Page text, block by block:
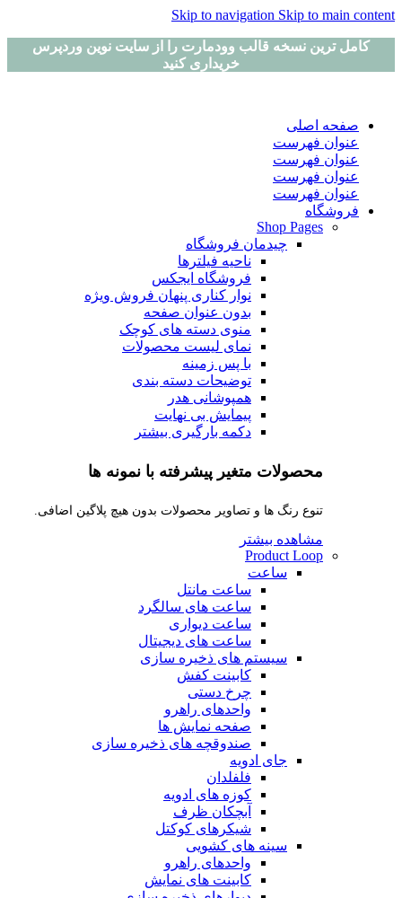
Skip to navigation Skip to main content
کامل ترین نسخه قالب وودمارت را از سایت نوین وردپرس
خریداری کنید
صفحه اصلی
عنوان فهرست
عنوان فهرست
عنوان فهرست
عنوان فهرست
فروشگاه
Shop Pages
چیدمان فروشگاه
ناحیه فیلترها
فروشگاه ایجکس
نوار کناری پنهان فروش ویژه
بدون عنوان صفحه
منوی دسته های کوچک
نمای لیست محصولات
با پس زمینه
توضیحات دسته بندی
همپوشانی هدر
پیمایش بی نهایت
دکمه بارگیری بیشتر
محصولات متغیر پیشرفته با نمونه ها
تنوع رنگ ها و تصاویر محصولات بدون هیچ پلاگین اضافی.
مشاهده بیشتر
Product Loop
ساعت
ساعت مانتل
ساعت های سالگرد
ساعت دیواری
ساعت های دیجیتال
سیستم های ذخیره سازی
کابینت کفش
چرخ دستی
واحدهای راهرو
صفحه نمایش ها
صندوقچه های ذخیره سازی
جای ادویه
فلفلدان
کوزه های ادویه
آبچکان ظرف
شیکرهای کوکتل
سینه های کشویی
واحدهای راهرو
کابینت های نمایش